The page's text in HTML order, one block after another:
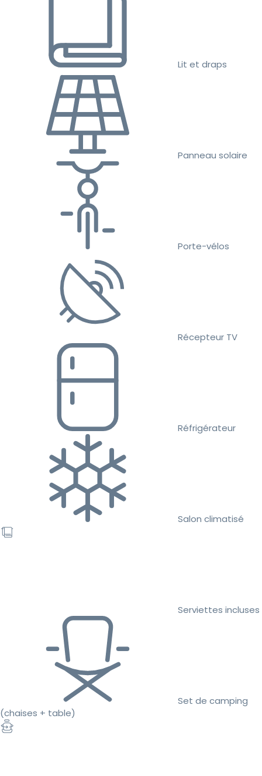
Lit et draps
Panneau solaire
Porte-vélos
Récepteur TV
Réfrigérateur
Salon climatisé
Serviettes incluses
Set de camping
(chaises + table)